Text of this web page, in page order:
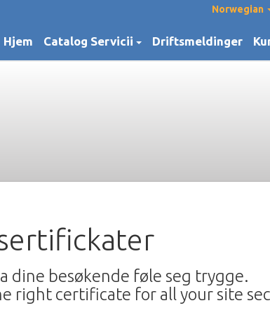
Norwegian
Hjem Catalog Servicii Driftsmeldinger
sertifickater
dine besøkende føle seg trygge.
right certificate for all your site